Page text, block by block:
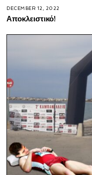
DECEMBER 12, 2022
Αποκλειστικό!